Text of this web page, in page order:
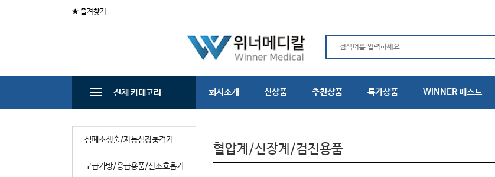
★ 즐겨찾기
전체 카테고리 회사소개 신상품 추천상품 특가상품 WINNER 베스트
심폐소생술/자동심장충격기
구급가방/응급용품/산소호흡기
혈압계/신장계/검진용품